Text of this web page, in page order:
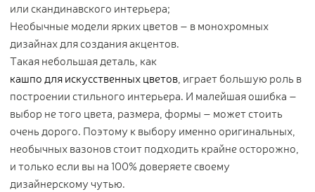
Доставка и оплата
Вопросы и ответы
Контакты
Новости
Статьи
Идеи
СМИ о нас
или скандинавского интерьера;
Необычные модели ярких цветов – в монохромных
дизайнах для создания акцентов.
Такая небольшая деталь, как
кашпо для искусственных цветов, играет большую роль в
построении стильного интерьера. И малейшая ошибка –
выбор не того цвета, размера, формы – может стоить
очень дорого. Поэтому к выбору именно оригинальных,
необычных вазонов стоит подходить крайне осторожно,
и только если вы на 100% доверяете своему
дизайнерскому чутью.